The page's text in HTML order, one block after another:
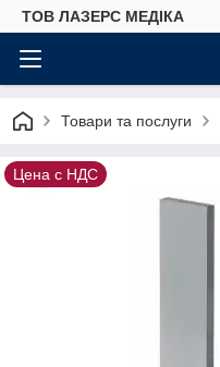
ТОВ ЛАЗЕРС МЕДІКА
Товари та послуги
Цена с НДС